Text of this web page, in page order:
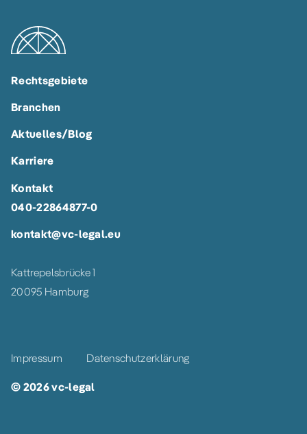
Rechtsgebiete
Branchen
Aktuelles/Blog
Karriere
Kontakt
040-22864877-0
kontakt@vc-legal.eu
Kattrepelsbrücke 1
20095 Hamburg
© 2026 vc-legal
Impressum Datenschutzerklärung